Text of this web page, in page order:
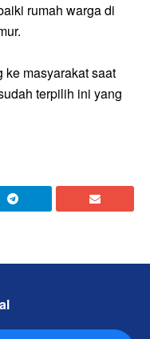
rumah warga di
ke masyarakat saat
terpilih ini yang